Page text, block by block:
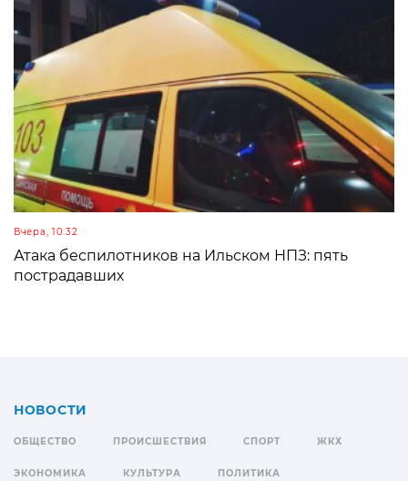
Вчера, 10:32
Атака беспилотников на Ильском НПЗ: пять
пострадавших
НОВОСТИ
ОБЩЕСТВО ПРОИСШЕСТВИЯ СПОРТ ЖКХ
ЭКОНОМИКА КУЛЬТУРА ПОЛИТИКА